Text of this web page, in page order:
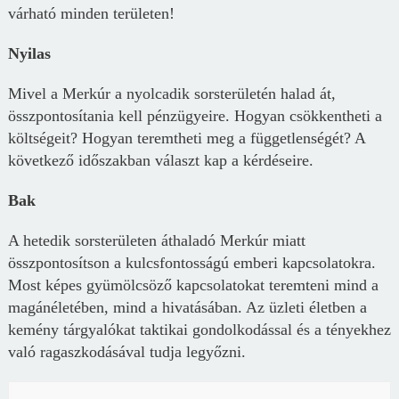
várható minden területen!
Nyilas
Mivel a Merkúr a nyolcadik sorsterületén halad át,
összpontosítania kell pénzügyeire. Hogyan csökkentheti a
költségeit? Hogyan teremtheti meg a függetlenségét? A
következő időszakban választ kap a kérdéseire.
Bak
A hetedik sorsterületen áthaladó Merkúr miatt
összpontosítson a kulcsfontosságú emberi kapcsolatokra.
Most képes gyümölcsöző kapcsolatokat teremteni mind a
magánéletében, mind a hivatásában. Az üzleti életben a
kemény tárgyalókat taktikai gondolkodással és a tényekhez
való ragaszkodásával tudja legyőzni.